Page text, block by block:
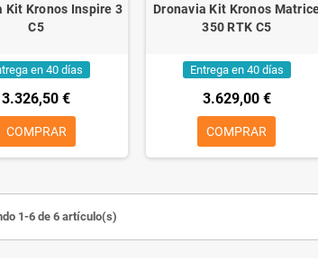
Kit Kronos Inspire 3
C5
en 40 días
3.326,50 €
COMPRAR
Dronavia Kit Kronos
350 RTK C5
Entrega en 40 días
3.629,00 €
COMPRAR
1-6 de 6 artículo(s)